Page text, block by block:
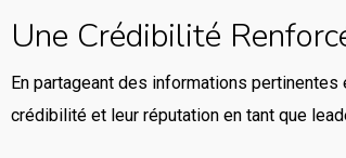
Une Crédibilité
En partageant des informations
crédibilité et leur réputation en tant que